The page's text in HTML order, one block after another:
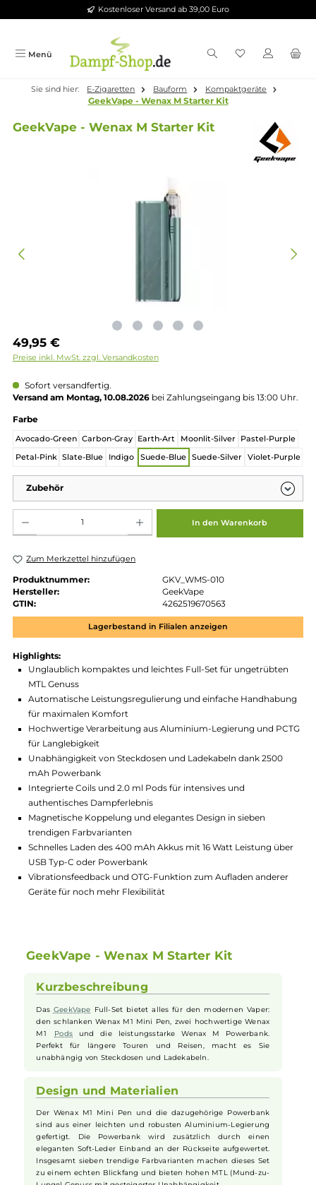
Zum Hauptinhalt springenKostenloser Versand ab 39,00 Euro
Menü
E-Zigaretten Bauform Kompaktgeräte
49,95 €
Preise inkl. MwSt. zzgl. Versandkosten
Versand am Montag, 10.08.2026bei Zahlungseingang bis 13:00
Avocado-Green Pastel-
Petal-Pink Slate-Blue Indigo Suede-Blue Suede-Silver Violet-
In den Warenkorb
Zum Merkzettel hinzufügen
Hersteller:
GTIN: 4262519670563
Lagerbestand in Filialen anzeigen
Highlights:
Unglaublich kompaktes und leichtes Full-Set für
MTL Genuss
Automatische Leistungsregulierung und einfache
für maximalen Komfort
Hochwertige Verarbeitung aus Aluminium-Legierung und
für Langlebigkeit
Unabhängigkeit von Steckdosen und Ladekabeln dank 2500
mAh Powerbank
Integrierte Coils und 2.0 ml Pods für intensives und
authentisches Dampferlebnis
USB Typ-C oder Powerbank
Geräte für noch mehr Flexibilität
GeekVape - Wenax M Starter Kit
Kurzbeschreibung
DasGeekVapeFull-Set bietet alles für den modernen Vaper:
den schlanken Wenax M1 Mini Pen, zwei hochwertige Wenax
M1 Podsund die leistungsstarke Wenax M Powerbank.
Perfekt für längere Touren und Reisen, macht es Sie
unabhängig von Steckdosen und Ladekabeln.